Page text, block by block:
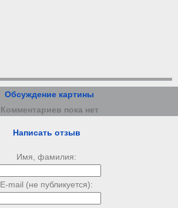
Обсуждение картины
Комментариев пока нет
Написать отзыв
Имя, фамилия:
E-mail (не публикуется):